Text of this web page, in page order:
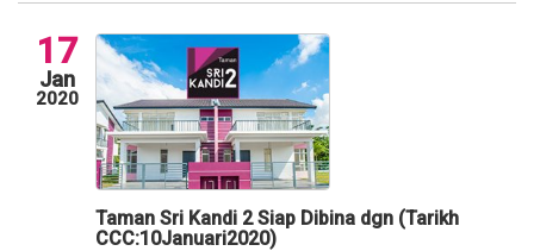
17
Jan
2020
Taman Sri Kandi 2 Siap Dibina dgn (Tarikh
CCC:10Januari2020)